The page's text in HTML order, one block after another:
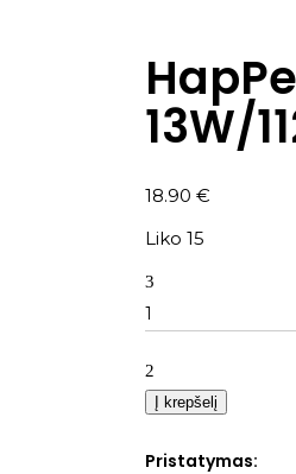
13W/
18.90 €
Liko 15
Kiekis
Į krepšelį
Pristatymas: